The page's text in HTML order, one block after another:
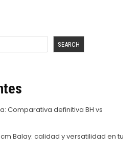
SEARCH
Comparativa definitiva BH vs
Balay: calidad y versatilidad en tu